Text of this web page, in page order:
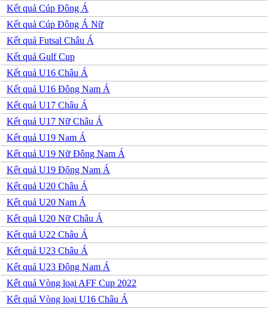
Tajikistan
Uzbekistan
Ấn độ
Bolivia
Ecuador
Uruguay
Mexico
Honduras
Ma rốc
Nam Phi
Kết quả Cúp Đông Á
Kết quả Cúp Đông Á Nữ
Kết quả Futsal Châu Á
Kết quả Gulf Cup
Kết quả U16 Châu Á
Kết quả U16 Đông Nam Á
Kết quả U17 Châu Á
Kết quả U17 Nữ Châu Á
Kết quả U19 Nam Á
Kết quả U19 Nữ Đông Nam Á
Kết quả U19 Đông Nam Á
Kết quả U20 Châu Á
Kết quả U20 Nam Á
Kết quả U20 Nữ Châu Á
Kết quả U22 Châu Á
Kết quả U23 Châu Á
Kết quả U23 Đông Nam Á
Kết quả Vòng loại AFF Cup 2022
Kết quả Vòng loại U16 Châu Á